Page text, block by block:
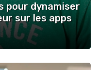
pour dynamiser
sur les apps